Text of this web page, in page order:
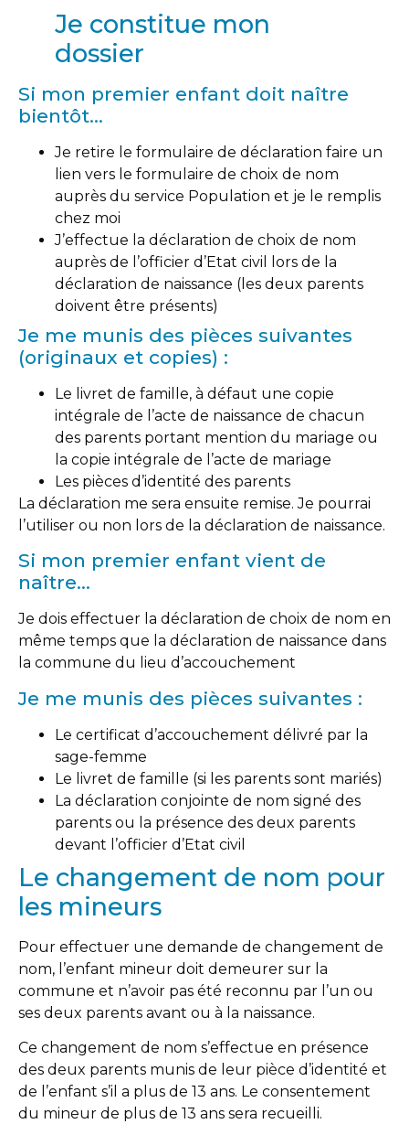
Je constitue mon
dossier
Si mon premier enfant doit naître
bientôt…
Je retire le formulaire de déclaration faire un
lien vers le formulaire de choix de nom
auprès du service Population et je le remplis
chez moi
J’effectue la déclaration de choix de nom
auprès de l’officier d’Etat civil lors de la
déclaration de naissance (les deux parents
doivent être présents)
Je me munis des pièces suivantes
(originaux et copies) :
Le livret de famille, à défaut une copie
intégrale de l’acte de naissance de chacun
des parents portant mention du mariage ou
la copie intégrale de l’acte de mariage
Les pièces d’identité des parents
La déclaration me sera ensuite remise. Je pourrai
l’utiliser ou non lors de la déclaration de naissance.
Si mon premier enfant vient de
naître…
Je dois effectuer la déclaration de choix de nom en
même temps que la déclaration de naissance dans
la commune du lieu d’accouchement
Je me munis des pièces suivantes :
Le certificat d’accouchement délivré par la
sage-femme
Le livret de famille (si les parents sont mariés)
La déclaration conjointe de nom signé des
parents ou la présence des deux parents
devant l’officier d’Etat civil
Le changement de nom pour
les mineurs
Pour effectuer une demande de changement de
nom, l’enfant mineur doit demeurer sur la
commune et n’avoir pas été reconnu par l’un ou
ses deux parents avant ou à la naissance.
Ce changement de nom s’effectue en présence
des deux parents munis de leur pièce d’identité et
de l’enfant s’il a plus de 13 ans. Le consentement
du mineur de plus de 13 ans sera recueilli.